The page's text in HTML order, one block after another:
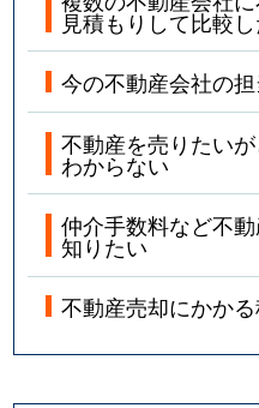
見積もりして比較
今の不動産会社の
不動産を売りたい
わからない
仲介手数料など不
知りたい
不動産売却にかか